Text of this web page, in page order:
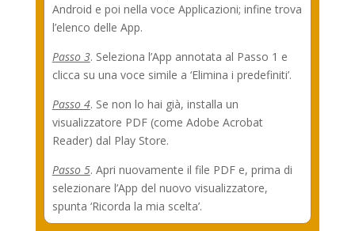
Android e poi nella voce Applicazioni; infine trova
l’elenco delle App.
Passo 3. Seleziona l’App annotata al Passo 1 e
clicca su una voce simile a ‘Elimina i predefiniti’.
Passo 4. Se non lo hai già, installa un
visualizzatore PDF (come Adobe Acrobat
Reader) dal Play Store.
Passo 5. Apri nuovamente il file PDF e, prima di
selezionare l’App del nuovo visualizzatore,
spunta ‘Ricorda la mia scelta’.